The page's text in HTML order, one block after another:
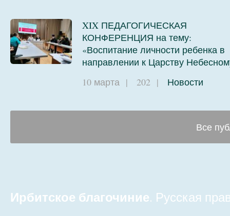
XIX ПЕДАГОГИЧЕСКАЯ
КОНФЕРЕНЦИЯ на тему:
«Воспитание личности ребенка в
направлении к Царству
10 марта | 202 | Новости
Все
Ирбитское благочиние. Русская